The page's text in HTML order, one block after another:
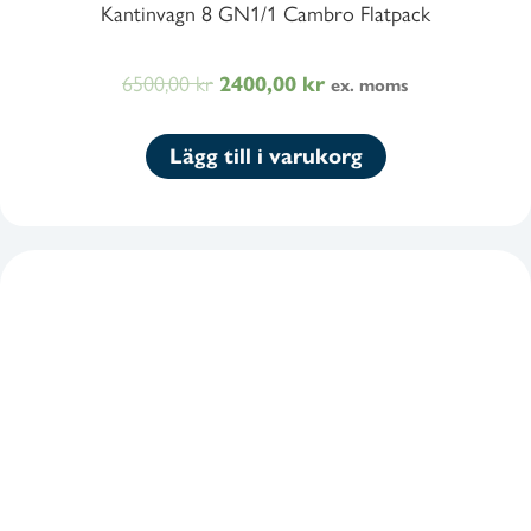
Kantinvagn 8 GN1/1 Cambro Flatpack
6500,00kr Det
priset
var:
2400,00 krDet
priset
är:
ex. moms
Lägg till i varukorg